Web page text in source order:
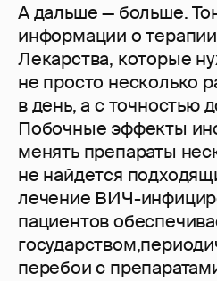
А дальше — больше.
информации о
Лекарства, которые
не просто несколько
в день, а с точностью
Побочные эффекты
менять препараты
не найдется
лечение ВИЧ-
пациентов
перебои с